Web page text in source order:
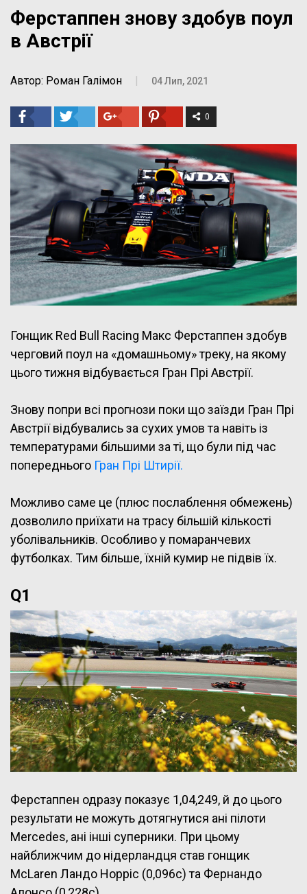
Ферстаппен знову здобув поул
в Австрії
Автор: Роман Галімон | 04 Лип, 2021
0
Гонщик Red Bull Racing Макс Ферстаппен здобув
черговий поул на «домашньому» треку, на якому
цього тижня відбувається Гран Прі Австрії.
Знову попри всі прогнози поки що заїзди Гран Прі
Австрії відбувались за сухих умов та навіть із
температурами більшими за ті, що були під час
попереднього Гран Прі Штирії.
Можливо саме це (плюс послаблення обмежень)
дозволило приїхати на трасу більшій кількості
уболівальників. Особливо у помаранчевих
футболках. Тим більше, їхній кумир не підвів їх.
Q1
Ферстаппен одразу показує 1,04,249, й до цього
результати не можуть дотягнутися ані пілоти
Mercedes, ані інші суперники. При цьому
найближчим до нідерландця став гонщик
McLaren Ландо Норріс (0,096с) та Фернандо